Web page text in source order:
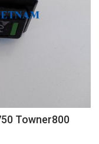
Towner800